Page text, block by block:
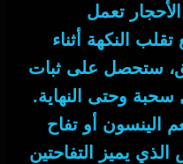
تعمل
النكهة أثناء
، ستحصل على ثبات
وحتى النهاية.
الينسون أو تفاح
يميز التفاحتين